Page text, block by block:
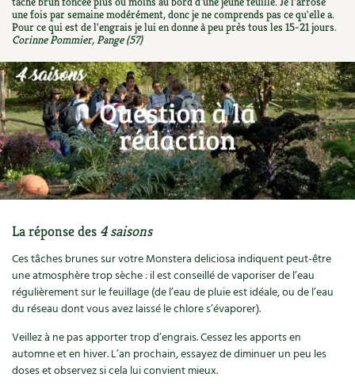
Aménagement jardin
Biodiversité
Autonomie, bricolage
Santé, bien-être
Cosmétique bio, soins
Maison écologique
DIY, autonomie
4 saisons
Hors-séries
Archives
Soutenez Les 4 Saisons
Florales
Médicinales
Originales
Kits de jardinage
Outils de jardin
DVD
Agenda, calendrier
Visiter en famille, entre amis
Programme 2026 du Centre Terre vivante
Avec les enfants
Venir en groupe
Scolaires
Les espaces de formation
Dormir à Terre vivante
Horaires, tarifs, restauration
Jardin bio
Calendrier des travaux du jardin
Carte climatique
Calendrier lunaire
Potager
Permaculture et syntropie
Cultiver sous serre
Jardiner en ville
Ornement et aménagement du jardin
Parole libre
La tribune
Édito des4 saisons
Manifeste pour la planète
Champs d’action – le podcast
En direct !
Débat d’experts
Nouvelles sur le jardin et l’écologie
Prenez-en de la graine !
une fois par semaine modérément, donc je ne comprends pas ce qu'elle a.
Pour ce qui est de l'engrais je lui en donne à peu près tous les 15-21 jours.
Corinne Pommier, Pange (57)
La réponse des 4 saisons
Ces tâches brunes sur votre Monstera deliciosa indiquent peut-être
une atmosphère trop sèche : il est conseillé de vaporiser de l’eau
régulièrement sur le feuillage (de l’eau de pluie est idéale, ou de l’eau
du réseau dont vous avez laissé le chlore s’évaporer).
Veillez à ne pas apporter trop d’engrais. Cessez les apports en
automne et en hiver. L’an prochain, essayez de diminuer un peu les
doses et observez si cela lui convient mieux.